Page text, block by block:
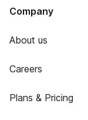
Company
About us
Careers
Plans & Pricing